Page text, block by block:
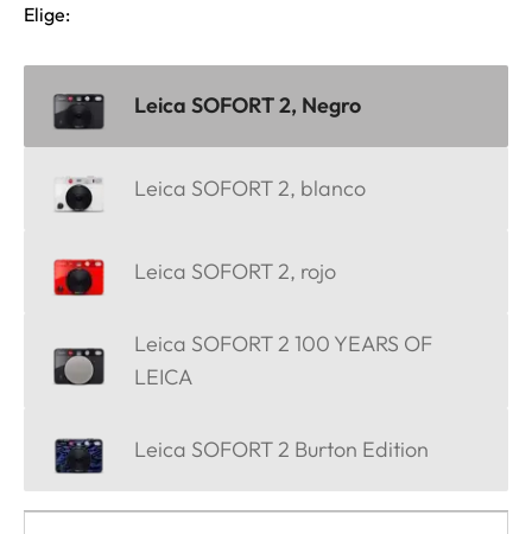
Elige:
Leica SOFORT 2, Negro
Leica SOFORT 2, blanco
Leica SOFORT 2, rojo
Leica SOFORT 2 100 YEARS OF
LEICA
Leica SOFORT 2 Burton Edition